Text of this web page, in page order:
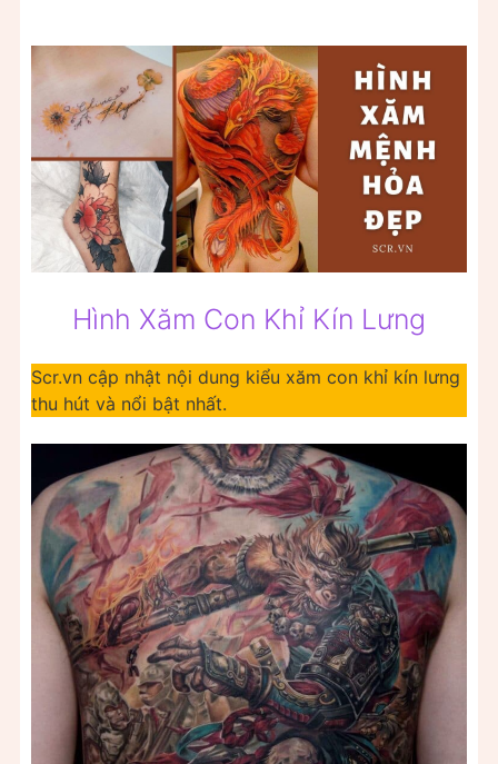
Hình Xăm Con Khỉ Kín Lưng
Scr.vn cập nhật nội dung kiểu xăm con khỉ kín lưng
thu hút và nổi bật nhất.